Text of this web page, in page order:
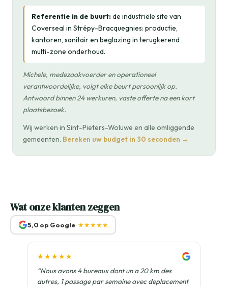
Referentie in de buurt:de industriële site van
Coverseal in Strépy-Bracquegnies: productie,
kantoren, sanitair en beglazing in terugkerend
multi-zone onderhoud.
Michele, medezaakvoerder en operationeel
verantwoordelijke, volgt elke beurt persoonlijk op.
Antwoord binnen 24 werkuren, vaste offerte na een kort
plaatsbezoek.
Wij werken in Sint-Pieters-Woluwe en alle omliggende
gemeenten. Bereken uw budget in 30 seconden →
Wat onze klanten zeggen
5,0 op Google ★★★★★
★★★★★
“Nous avons 4 bureaux dont un a 20 km des
autres, 1 passage par semaine avec deplacement